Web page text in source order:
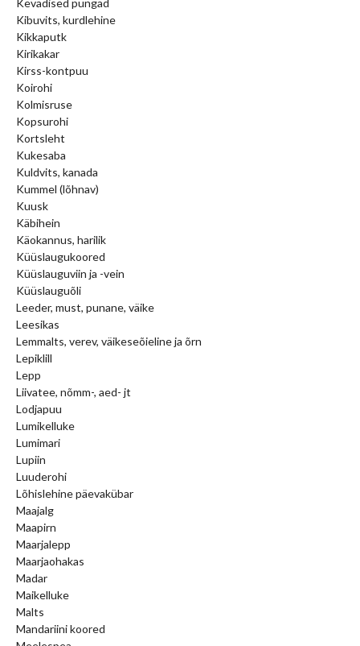
Kevadised pungad
Kibuvits, kurdlehine
Kikkaputk
Kirikakar
Kirss-kontpuu
Koirohi
Kolmisruse
Kopsurohi
Kortsleht
Kukesaba
Kuldvits, kanada
Kummel (lõhnav)
Kuusk
Käbihein
Käokannus, harilik
Küüslaugukoored
Küüslauguviin ja -vein
Küüslauguõli
Leeder, must, punane, väike
Leesikas
Lemmalts, verev, väikeseõieline ja õrn
Lepiklill
Lepp
Liivatee, nõmm-, aed- jt
Lodjapuu
Lumikelluke
Lumimari
Lupiin
Luuderohi
Lõhislehine päevakübar
Maajalg
Maapirn
Maarjalepp
Maarjaohakas
Madar
Maikelluke
Malts
Mandariini koored